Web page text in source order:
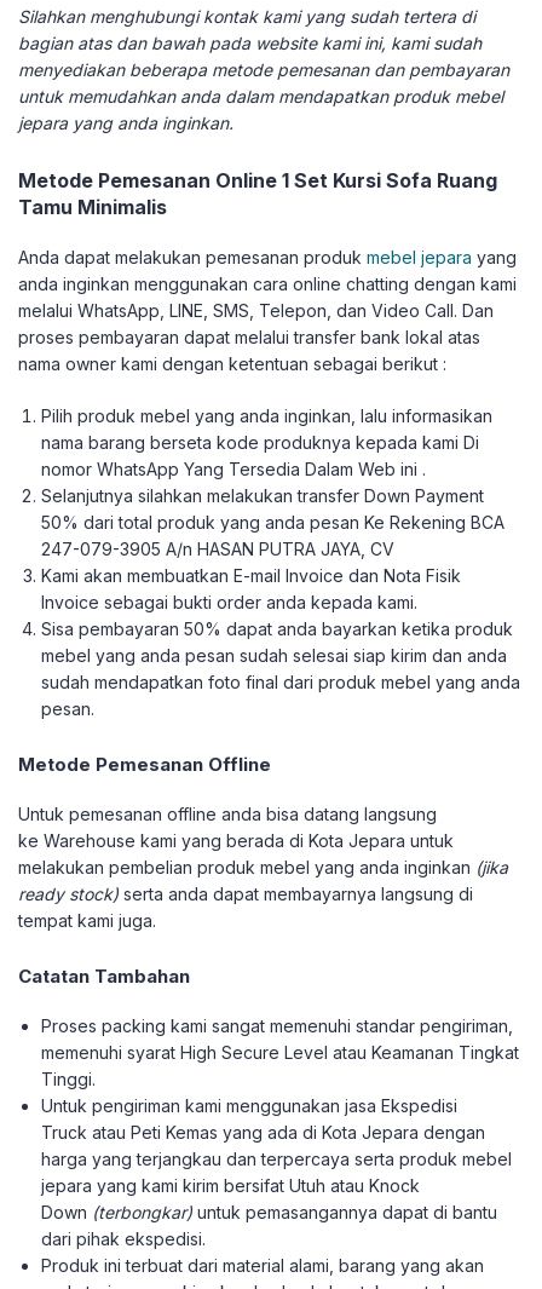
Silahkan menghubungi kontak kami yang sudah tertera di
bagian atas dan bawah pada website kami ini, kami sudah
menyediakan beberapa metode pemesanan dan pembayaran
untuk memudahkan anda dalam mendapatkan produk mebel
jepara yang anda inginkan.
Metode Pemesanan Online 1 Set Kursi Sofa Ruang
Tamu Minimalis
Anda dapat melakukan pemesanan produk mebel jepara yang
anda inginkan menggunakan cara online chatting dengan kami
melalui WhatsApp, LINE, SMS, Telepon, dan Video Call. Dan
proses pembayaran dapat melalui transfer bank lokal atas
nama owner kami dengan ketentuan sebagai berikut :
Pilih produk mebel yang anda inginkan, lalu informasikan
nama barang berseta kode produknya kepada kami Di
nomor WhatsApp Yang Tersedia Dalam Web ini .
Selanjutnya silahkan melakukan transfer Down Payment
50% dari total produk yang anda pesan Ke Rekening BCA
247-079-3905 A/n HASAN PUTRA JAYA, CV
Kami akan membuatkan E-mail Invoice dan Nota Fisik
Invoice sebagai bukti order anda kepada kami.
Sisa pembayaran 50% dapat anda bayarkan ketika produk
mebel yang anda pesan sudah selesai siap kirim dan anda
sudah mendapatkan foto final dari produk mebel yang anda
pesan.
Metode Pemesanan Offline
Untuk pemesanan offline anda bisa datang langsung
ke Warehouse kami yang berada di Kota Jepara untuk
melakukan pembelian produk mebel yang anda inginkan (jika
ready stock) serta anda dapat membayarnya langsung di
tempat kami juga.
Catatan Tambahan
Proses packing kami sangat memenuhi standar pengiriman,
memenuhi syarat High Secure Level atau Keamanan Tingkat
Tinggi.
Untuk pengiriman kami menggunakan jasa Ekspedisi
Truck atau Peti Kemas yang ada di Kota Jepara dengan
harga yang terjangkau dan terpercaya serta produk mebel
jepara yang kami kirim bersifat Utuh atau Knock
Down (terbongkar) untuk pemasangannya dapat di bantu
dari pihak ekspedisi.
Produk ini terbuat dari material alami, barang yang akan